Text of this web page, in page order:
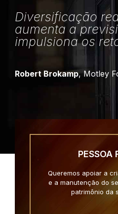
Diversificação
aumenta a
impulsiona os
Robert Brokamp, Motley
PESSOA
Queremos apoiar a
e a manutenção do
patrimônio da